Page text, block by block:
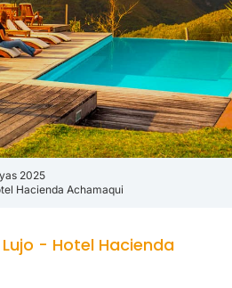
2025
Hacienda Achamaqui
- Hotel Hacienda